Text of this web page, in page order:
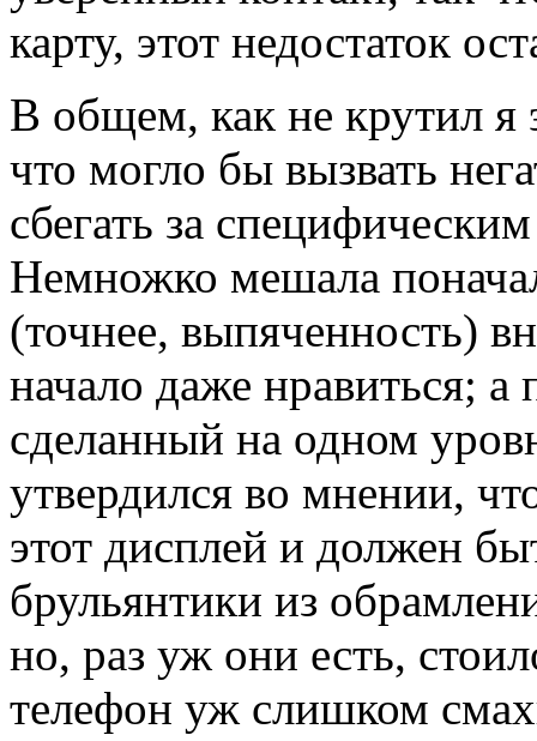
карту, этот недостаток
В общем, как не крутил я
что могло бы вызвать
сбегать за
Немножко мешала
(точнее, выпяченность)
начало даже нравиться; а
сделанный на одном
утвердился во мнении,
этот дисплей и должен
брульянтики из
но, раз уж они есть,
телефон уж слишком